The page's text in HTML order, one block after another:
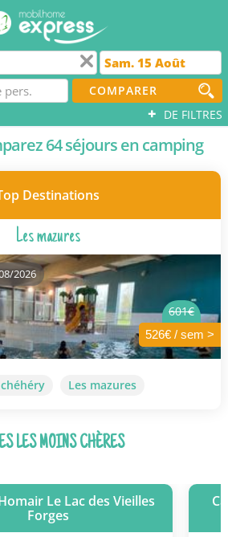
COMPARER
+ DE FILTRES
64 séjours en camping
Destinations
Les mazures
601€
526€ / sem >
2026
Les mazures
LES MOINS CHÈRES
Le Lac des Vieilles
Forges